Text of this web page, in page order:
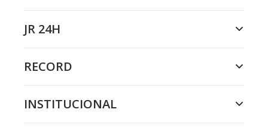
JR 24H
RECORD
INSTITUCIONAL